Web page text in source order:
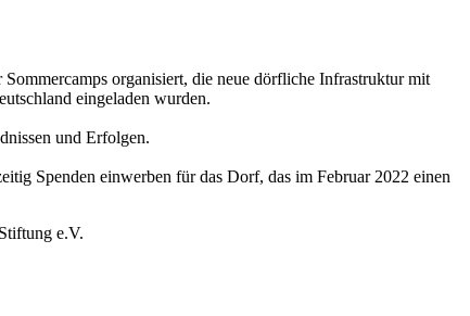
organisiert, die neue dörfliche Infrastruktur mit
eingeladen wurden.
und Erfolgen.
Spenden einwerben für das Dorf, das im Februar 2022 einen
e.V.